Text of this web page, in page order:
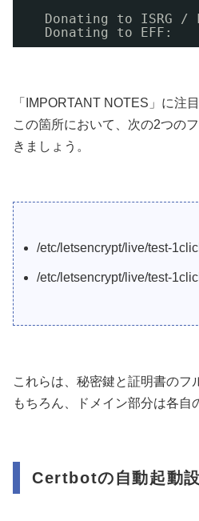
Donating to ISRG
Donating to EFF:
「IMPORTANT NOTES」に注
この箇所において、次の2つの
きましょう。
/etc/letsencrypt/live/test-
/etc/letsencrypt/live/test-
これらは、秘密鍵と証明書のフ
もちろん、ドメイン部分は各自
Certbotの自動起動